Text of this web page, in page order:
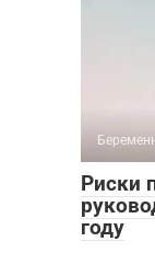
Риски
году